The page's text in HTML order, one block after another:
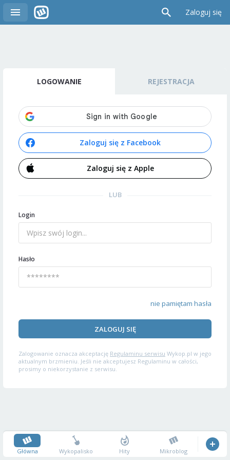
Zaloguj się
LOGOWANIE REJESTRACJA
Zaloguj się z Facebook
Zaloguj się z Apple
LUB
Login
Hasło
nie pamiętam hasła
ZALOGUJ SIĘ
Zalogowanie oznacza akceptację Regulaminu serwisu Wykop.pl w jego
aktualnym brzmieniu. Jeśli nie akceptujesz Regulaminu w całości,
prosimy o niekorzystanie z serwisu.
Główna Wykopalisko Hity Mikroblog